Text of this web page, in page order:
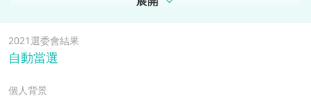
2021選委會結果
自動當選
個人背景